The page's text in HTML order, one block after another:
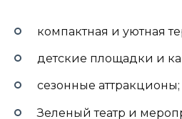
компактная и уютная
детские площадки и
сезонные аттракционы;
Зеленый театр и